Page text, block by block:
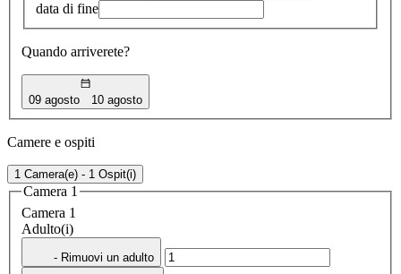
data di fine
Quando arriverete?
09 agosto 10 agosto
Camere e ospiti
1 Camera(e) - 1 Ospit(i)
Camera 1
Camera 1
Adulto(i)
- Rimuovi un adulto